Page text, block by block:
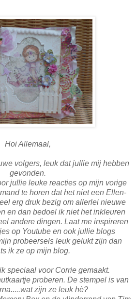
Hoi Allemaal,
volgers, leuk dat jullie mij hebben
gevonden.
jullie leuke reacties op mijn vorige
te horen dat het niet een Ellen-
erg druk bezig om allerlei nieuwe
en dan bedoel ik niet het inkleuren
andere dingen. Laat me inspireren
op Youtube en ook jullie blogs
probeersels leuk gelukt zijn dan
ik ze op mijn blog.
speciaal voor Corrie gemaakt.
proberen. De stempel is van
zijn ze leuk hè?